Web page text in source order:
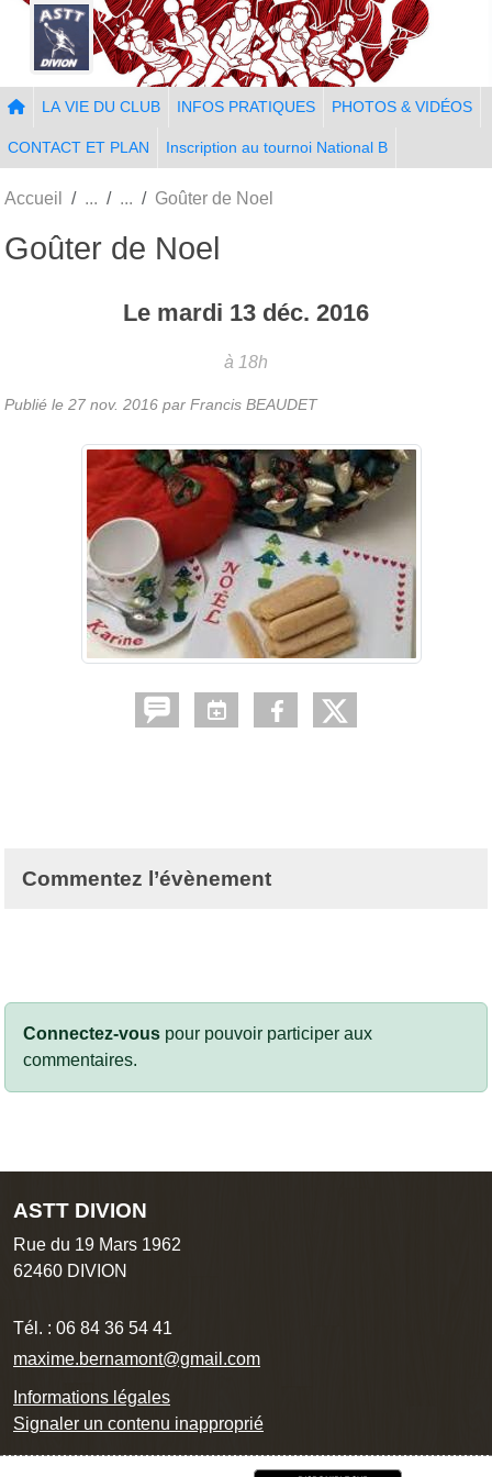
LA VIE DU CLUB INFOS PRATIQUES PHOTOS & VIDÉOS
CONTACT ET PLAN Inscription au tournoi National B
Accueil Goûter de Noel
Goûter de Noel
Le mardi 13 déc. 2016
à 18h
Publié le 27 nov. 2016 par Francis BEAUDET
Commentez l’évènement
Connectez-vous pour pouvoir participer aux
commentaires.
ASTT DIVION
Rue du 19 Mars 1962
62460 DIVION
Tél. : 06 84 36 54 41
maxime.bernamont@gmail.com
Informations légales
Signaler un contenu inapproprié
Panneau de gestion des cookies